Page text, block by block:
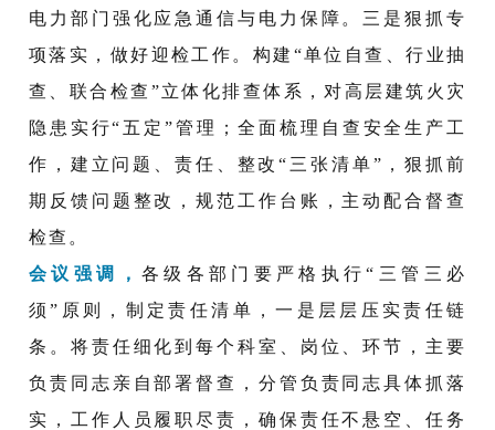
电力部门强化应急通信与电力保障。三是狠抓专
项落实，做好迎检工作。构建“单位自查、行业抽
查、联合检查”立体化排查体系，对高层建筑火灾
隐患实行“五定”管理；全面梳理自查安全生产工
作，建立问题、责任、整改“三张清单”，狠抓前
期反馈问题整改，规范工作台账，主动配合督查
检查。
会议强调， 各级各部门要严格执行“三管三必
须”原则，制定责任清单，一是层层压实责任链
条。将责任细化到每个科室、岗位、环节，主要
负责同志亲自部署督查，分管负责同志具体抓落
实，工作人员履职尽责，确保责任不悬空、任务